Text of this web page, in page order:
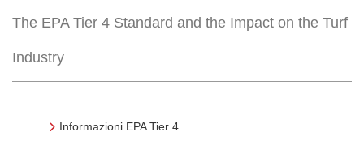
The EPA Tier 4 Standard and the Impact on the Turf
Industry
Informazioni EPA Tier 4